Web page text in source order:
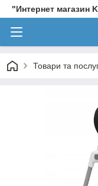
"Интернет магазин
Товари та